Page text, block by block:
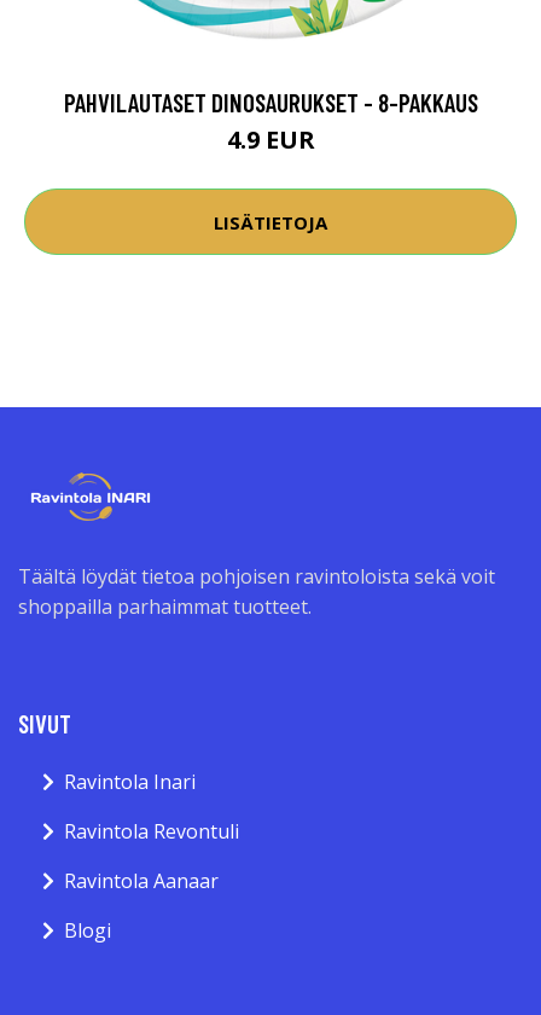
PAHVILAUTASET DINOSAURUKSET - 8-PAKKAUS
4.9 EUR
LISÄTIETOJA
Täältä löydät tietoa pohjoisen ravintoloista sekä voit
shoppailla parhaimmat tuotteet.
SIVUT
Ravintola Inari
Ravintola Revontuli
Ravintola Aanaar
Blogi